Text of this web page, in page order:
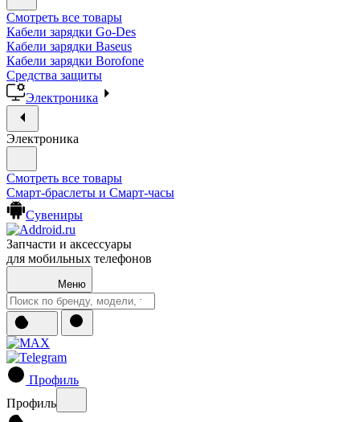
Смотреть все товары
Кабели зарядки Go-Des
Кабели зарядки Baseus
Кабели зарядки Borofone
Средства защиты
Электроника
Электроника
Смотреть все товары
Смарт-браслеты и Смарт-часы
Сувениры
Запчасти и аксессуары
для мобильных телефонов
Меню
Профиль
Профиль